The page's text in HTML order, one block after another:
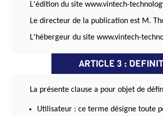
L'édition du site www.vintech-
Le directeur de la publication est M.
L'hébergeur du site www.vintech-
ARTICLE 3 :
La présente clause a pour objet de
Utilisateur : ce terme désigne toute